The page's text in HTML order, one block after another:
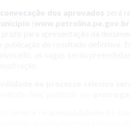
convocação dos aprovados será